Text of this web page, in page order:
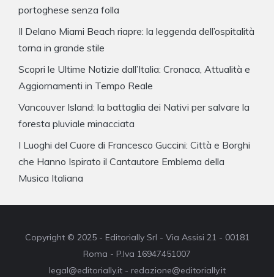
portoghese senza folla
Il Delano Miami Beach riapre: la leggenda dell’ospitalità
torna in grande stile
Scopri le Ultime Notizie dall’Italia: Cronaca, Attualità e
Aggiornamenti in Tempo Reale
Vancouver Island: la battaglia dei Nativi per salvare la
foresta pluviale minacciata
I Luoghi del Cuore di Francesco Guccini: Città e Borghi
che Hanno Ispirato il Cantautore Emblema della
Musica Italiana
Copyright © 2025 - Editorially Srl - Via Assisi 21 - 00181
Roma - P.Iva 16947451007
legal@editorially.it - redazione@editorially.it